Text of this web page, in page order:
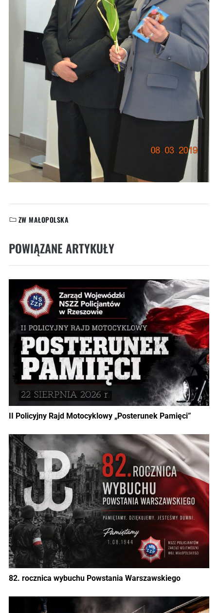
KATEGORIE:
ZW MAŁOPOLSKA
POWIĄZANE ARTYKUŁY
II Policyjny Rajd Motocyklowy „Posterunek Pamięci”
82. rocznica wybuchu Powstania Warszawskiego